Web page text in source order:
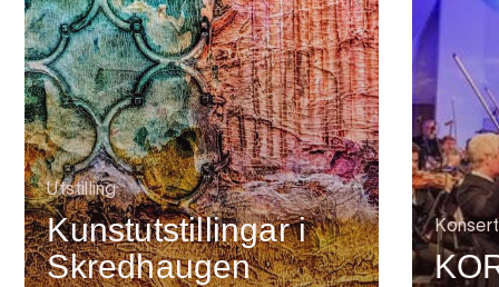
Utstilling
Kunstutstillingar i
Skredhaugen
Konsert